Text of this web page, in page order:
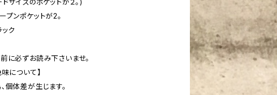
プンポケットが2。
ク
に必ずお読み下さいませ。
について】
個体差が生じます。